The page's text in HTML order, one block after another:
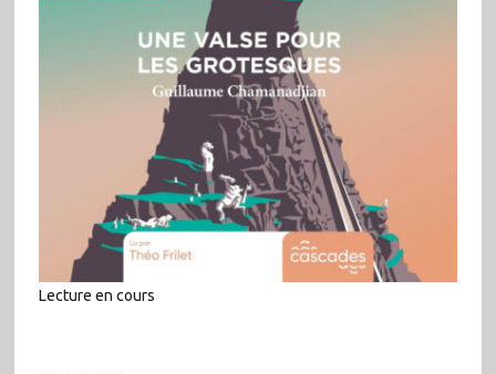
Lecture en cours